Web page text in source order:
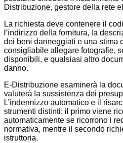
Distribuzione, gestore della rete
La richiesta deve contenere il
l’indirizzo della fornitura, la
dei beni danneggiati e una stima
consigliabile allegare fotografie,
disponibili, e qualsiasi altro
danno.
E-Distribuzione esaminerà la
valuterà la sussistenza dei
L’indennizzo automatico e il
strumenti distinti: il primo viene
automaticamente se ricorrono i
normativa, mentre il secondo
istruttoria.